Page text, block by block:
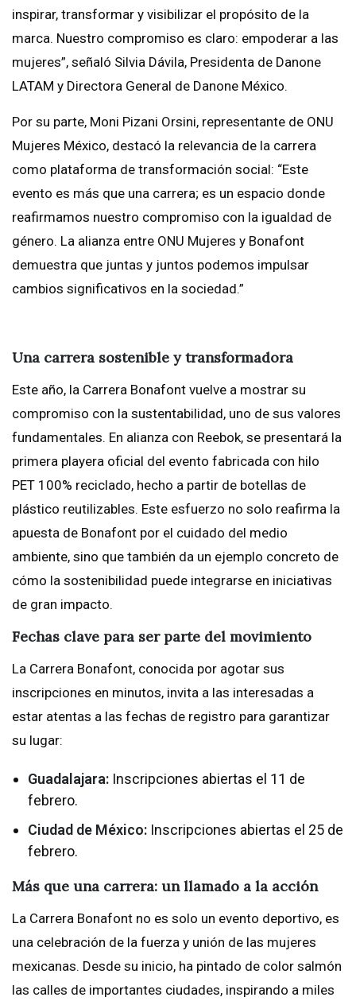
inspirar, transformar y visibilizar el propósito de la
marca. Nuestro compromiso es claro: empoderar a las
mujeres”, señaló Silvia Dávila, Presidenta de Danone
LATAM y Directora General de Danone México.
Por su parte, Moni Pizani Orsini, representante de ONU
Mujeres México, destacó la relevancia de la carrera
como plataforma de transformación social: “Este
evento es más que una carrera; es un espacio donde
reafirmamos nuestro compromiso con la igualdad de
género. La alianza entre ONU Mujeres y Bonafont
demuestra que juntas y juntos podemos impulsar
cambios significativos en la sociedad.”
Una carrera sostenible y transformadora
Este año, la Carrera Bonafont vuelve a mostrar su
compromiso con la sustentabilidad, uno de sus valores
fundamentales. En alianza con Reebok, se presentará la
primera playera oficial del evento fabricada con hilo
PET 100% reciclado, hecho a partir de botellas de
plástico reutilizables. Este esfuerzo no solo reafirma la
apuesta de Bonafont por el cuidado del medio
ambiente, sino que también da un ejemplo concreto de
cómo la sostenibilidad puede integrarse en iniciativas
de gran impacto.
Fechas clave para ser parte del movimiento
La Carrera Bonafont, conocida por agotar sus
inscripciones en minutos, invita a las interesadas a
estar atentas a las fechas de registro para garantizar
su lugar:
Guadalajara: Inscripciones abiertas el 11 de
febrero.
Ciudad de México: Inscripciones abiertas el 25 de
febrero.
Más que una carrera: un llamado a la acción
La Carrera Bonafont no es solo un evento deportivo, es
una celebración de la fuerza y unión de las mujeres
mexicanas. Desde su inicio, ha pintado de color salmón
las calles de importantes ciudades, inspirando a miles